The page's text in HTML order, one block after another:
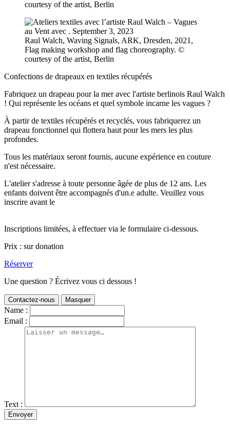
courtesy of the artist, Berlin
Raul Walch, Waving Signals, ARK, Dresden, 2021,
Flag making workshop and flag choreography. ©
courtesy of the artist, Berlin
Confections de drapeaux en textiles récupérés
Fabriquez un drapeau pour la mer avec l'artiste berlinois Raul Walch
! Qui représente les océans et quel symbole incarne les vagues ?
À partir de textiles récupérés et recyclés, vous fabriquerez un
drapeau fonctionnel qui flottera haut pour les mers les plus
profondes.
Tous les matériaux seront fournis, aucune expérience en couture
n'est nécessaire.
L'atelier s'adresse à toute personne âgée de plus de 12 ans. Les
enfants doivent être accompagnés d'un.e adulte. Veuillez vous
inscrire avant le
Inscriptions limitées, à effectuer via le formulaire ci-dessous.
Prix : sur donation
Réserver
Une question ? Écrivez vous ci dessous !
Contactez-nous Masquer
Name :
Email :
Text :